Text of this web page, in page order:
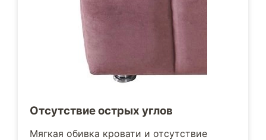
Отсутствие острых углов
Мягкая обивка кровати и отсутствие